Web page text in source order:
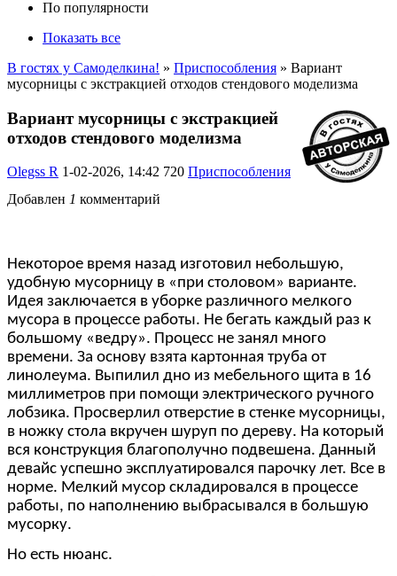
По популярности
Показать все
В гостях у Самоделкина! » Приспособления » Вариант
мусорницы с экстракцией отходов стендового моделизма
Вариант мусорницы с экстракцией
отходов стендового моделизма
Olegss R 1-02-2026, 14:42 720 Приспособления
Добавлен 1 комментарий
Некоторое время назад изготовил небольшую,
удобную мусорницу в «при столовом» варианте.
Идея заключается в уборке различного мелкого
мусора в процессе работы. Не бегать каждый раз к
большому «ведру». Процесс не занял много
времени. За основу взята картонная труба от
линолеума. Выпилил дно из мебельного щита в 16
миллиметров при помощи электрического ручного
лобзика. Просверлил отверстие в стенке мусорницы,
в ножку стола вкручен шуруп по дереву. На который
вся конструкция благополучно подвешена. Данный
девайс успешно эксплуатировался парочку лет. Все в
норме. Мелкий мусор складировался в процессе
работы, по наполнению выбрасывался в большую
мусорку.
Но есть нюанс.